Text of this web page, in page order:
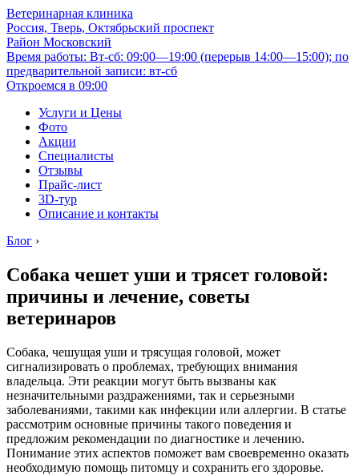
Ветеринарная клиника
Россия, Тверь, Октябрьский проспект
Район Московский
Время работы: Вт-сб: 09:00—19:00 (перерыв 14:00—15:00); по
предварительной записи: вт-сб
Откроемся в 09:00
Услуги и Цены
Фото
Акции
Специалисты
Отзывы
Прайс-лист
3D-тур
Описание и контакты
Блог ›
Собака чешет уши и трясет головой:
причины и лечение, советы
ветеринаров
Собака, чешущая уши и трясущая головой, может
сигнализировать о проблемах, требующих внимания
владельца. Эти реакции могут быть вызваны как
незначительными раздражениями, так и серьезными
заболеваниями, такими как инфекции или аллергии. В статье
рассмотрим основные причины такого поведения и
предложим рекомендации по диагностике и лечению.
Понимание этих аспектов поможет вам своевременно оказать
необходимую помощь питомцу и сохранить его здоровье.